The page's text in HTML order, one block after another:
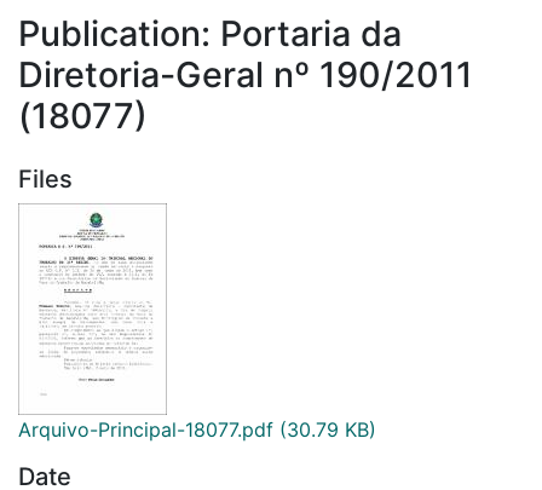
Publication: Portaria da
Diretoria-Geral nº 190/2011
(18077)
Files
Arquivo-Principal-18077.pdf (30.79 KB)
Date